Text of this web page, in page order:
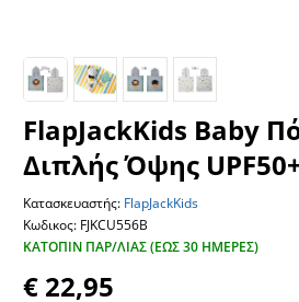
FlapJackKids Baby
Διπλής Όψης
Κατασκευαστής: FlapJackKids
Κωδικος: FJKCU556B
ΚΑΤΌΠΙΝ ΠΑΡ/ΛΊΑΣ (ΕΏΣ 30 ΗΜΈΡΕΣ)
€ 22,95